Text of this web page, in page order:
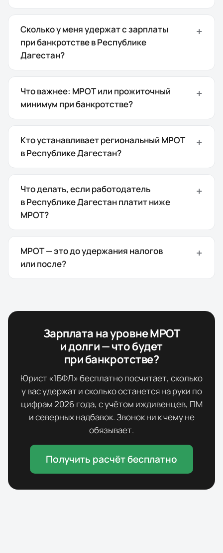
Сколько у меня удержат с зарплаты
при банкротстве в Республике
Дагестан?
Что важнее: МРОТ или прожиточный
минимум при банкротстве?
Кто устанавливает региональный МРОТ
в Республике Дагестан?
Что делать, если работодатель
в Республике Дагестан платит ниже
МРОТ?
МРОТ — это до удержания налогов
или после?
Зарплата на уровне МРОТ
и долги — что будет
при банкротстве?
Юрист «1БФЛ» бесплатно посчитает, сколько
у вас удержат и сколько останется на руки по
цифрам2026 года, с учётом иждивенцев, ПМ
и северных надбавок. Звонок ни к чему не
обязывает.
Получить расчёт бесплатно